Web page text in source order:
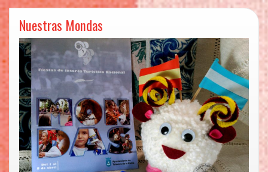
Nuestras Mondas